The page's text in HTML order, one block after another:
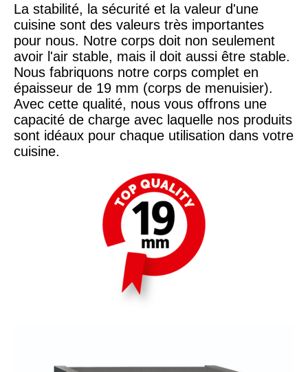
La stabilité, la sécurité et la valeur d'une
cuisine sont des valeurs très importantes
pour nous. Notre corps doit non seulement
avoir l'air stable, mais il doit aussi être stable.
Nous fabriquons notre corps complet en
épaisseur de 19 mm (corps de menuisier).
Avec cette qualité, nous vous offrons une
capacité de charge avec laquelle nos produits
sont idéaux pour chaque utilisation dans votre
cuisine.